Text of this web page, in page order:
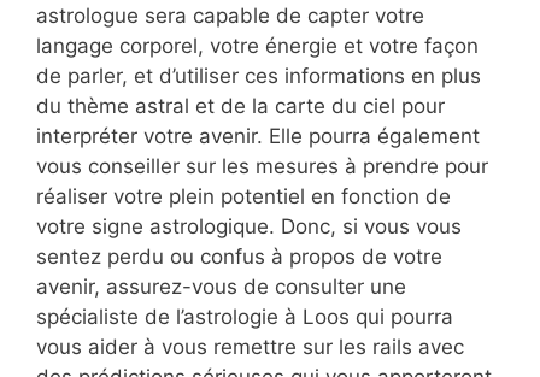
astrologue sera capable de capter votre
langage corporel, votre énergie et votre façon
de parler, et d’utiliser ces informations en plus
du thème astral et de la carte du ciel pour
interpréter votre avenir. Elle pourra également
vous conseiller sur les mesures à prendre pour
réaliser votre plein potentiel en fonction de
votre signe astrologique. Donc, si vous vous
sentez perdu ou confus à propos de votre
avenir, assurez-vous de consulter une
spécialiste de l’astrologie à Loos qui pourra
vous aider à vous remettre sur les rails avec